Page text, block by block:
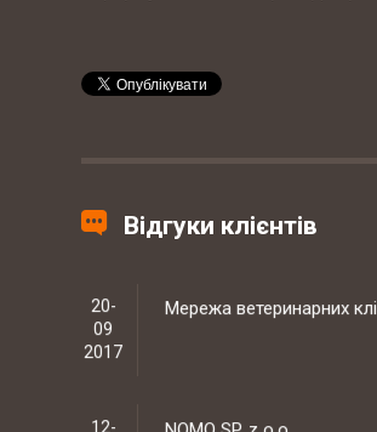
Відгуки клієнтів
09
Західний експертно-
центр
09
2017
12-
09
2017
NOMO SP. z o.o.